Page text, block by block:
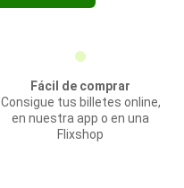
Fácil de comprar
Consigue tus billetes online,
en nuestra app o en una
Flixshop